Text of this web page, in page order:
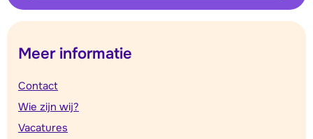
Meer informatie
Contact
Wie zijn wij?
Vacatures